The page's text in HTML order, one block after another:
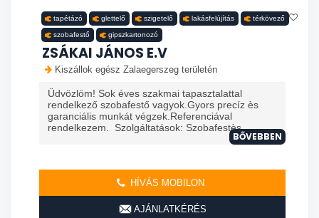
tapétázó glettelő szigetelő lakásfelújítás térkövező
szobafestő gipszkartonozó
ZSÁKAI JÁNOS E.V
Kiszállok egész Zalaegerszeg területén
Üdvözlöm! Sok éves szakmai tapasztalattal
rendelkező szobafestő vagyok.Gyors precíz ès
garanciális munkát végzek.Referenciával
rendelkezem. Szolgáltatások: Szobafestès ...
BŐVEBBEN
HÍVÁS MOBILON
AJÁNLATKÉRÉS